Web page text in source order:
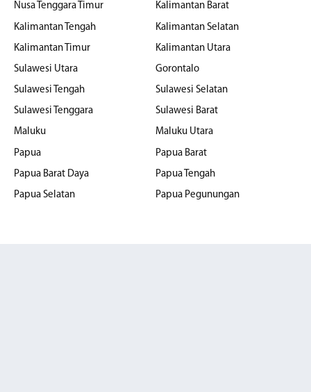
Nusa Tenggara Timur Kalimantan Barat
Kalimantan Tengah Kalimantan Selatan
Kalimantan Timur Kalimantan Utara
Sulawesi Utara Gorontalo
Sulawesi Tengah Sulawesi Selatan
Sulawesi Tenggara Sulawesi Barat
Maluku Maluku Utara
Papua Papua Barat
Papua Barat Daya Papua Tengah
Papua Selatan Papua Pegunungan